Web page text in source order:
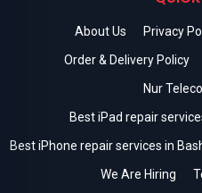
About Us Privacy
Order & Delivery Policy
Nur
Best iPad repair
Best iPhone repair services in
We Are Hiring